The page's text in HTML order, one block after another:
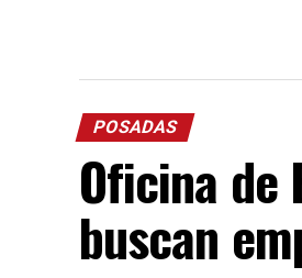
POSADAS
Oficina de
buscan